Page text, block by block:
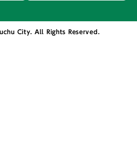
City. All Rights Reserved.